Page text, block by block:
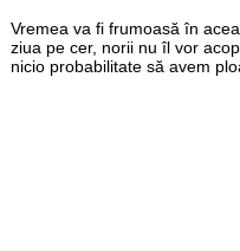
Vremea va fi frumoasă în
ziua pe cer, norii nu îl vor
nicio probabilitate să avem